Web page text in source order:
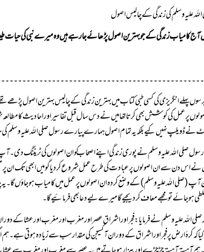
علیہ وسلم کی زندگی کے چالیس اصول
آج کامیاب زندگی کے جوبہترین اصول پڑھائے جارہے ہیں وہ میرے نبی کی حیات
نے ڈویلپ نہیں کیے بلکہ یہ تمام اصول ہمارے پیارے رسول صلی اللہ علیہ وسلم کی
ہو جائے تو مجھے معاف کر دیجیے گا میرے لیے دعا بھی فرمائیے گا۔